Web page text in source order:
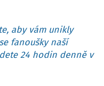
aby vám unikly
fanoušky naší
24 hodin denně v